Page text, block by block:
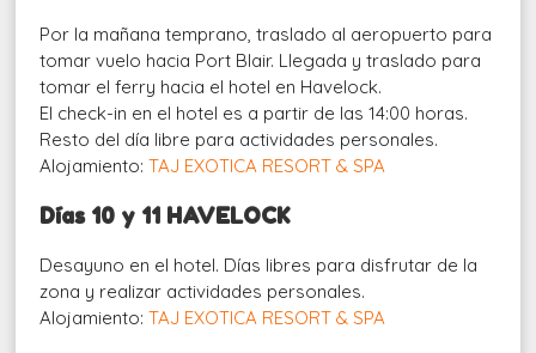
Por la mañana temprano, traslado al aeropuerto para
tomar vuelo hacia Port Blair. Llegada y traslado para
tomar el ferry hacia el hotel en Havelock.
El check-in en el hotel es a partir de las 14:00 horas.
Resto del día libre para actividades personales.
Alojamiento:TAJ EXOTICA RESORT & SPA
Días 10 y 11 HAVELOCK
Desayuno en el hotel. Días libres para disfrutar de la
zona y realizar actividades personales.
Alojamiento:TAJ EXOTICA RESORT & SPA